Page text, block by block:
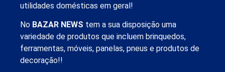
utilidades domésticas em geral!
No BAZAR NEWS tem a sua disposição uma
variedade de produtos que incluem brinquedos,
ferramentas, móveis, panelas, pneus e produtos de
decoração!!